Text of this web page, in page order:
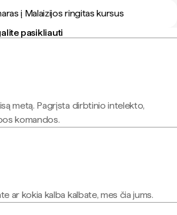
į Malaizijos ringitas kursus
pasikliauti
metą. Pagrįsta dirbtinio intelekto,
komandos.
ar kokia kalba kalbate, mes čia jums.